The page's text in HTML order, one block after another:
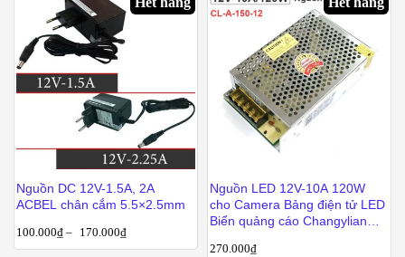
Nguồn DC 12V-1.5A, 2A
ACBEL chân cắm 5.5×2.5mm
100.000₫ – 170.000₫
Nguồn LED 12V-10A 120W
cho Camera Bảng điện tử LED
Biển quảng cáo Changylian
270.000₫